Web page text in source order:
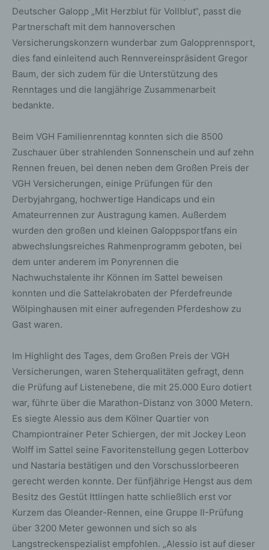
Deutscher Galopp „Mit Herzblut für Vollblut“, passt die
Partnerschaft mit dem hannoverschen
Versicherungskonzern wunderbar zum Galopprennsport,
dies fand einleitend auch Rennvereinspräsident Gregor
Baum, der sich zudem für die Unterstützung des
Renntages und die langjährige Zusammenarbeit
bedankte.
Beim VGH Familienrenntag konnten sich die 8500
Zuschauer über strahlenden Sonnenschein und auf zehn
Rennen freuen, bei denen neben dem Großen Preis der
VGH Versicherungen, einige Prüfungen für den
Derbyjahrgang, hochwertige Handicaps und ein
Amateurrennen zur Austragung kamen. Außerdem
wurden den großen und kleinen Galoppsportfans ein
abwechslungsreiches Rahmenprogramm geboten, bei
dem unter anderem im Ponyrennen die
Nachwuchstalente ihr Können im Sattel beweisen
konnten und die Sattelakrobaten der Pferdefreunde
Wölpinghausen mit einer aufregenden Pferdeshow zu
Gast waren.
Im Highlight des Tages, dem Großen Preis der VGH
Versicherungen, waren Steherqualitäten gefragt, denn
die Prüfung auf Listenebene, die mit 25.000 Euro dotiert
war, führte über die Marathon-Distanz von 3000 Metern.
Es siegte Alessio aus dem Kölner Quartier von
Championtrainer Peter Schiergen, der mit Jockey Leon
Wolff im Sattel seine Favoritenstellung gegen Lotterbov
und Nastaria bestätigen und den Vorschusslorbeeren
gerecht werden konnte. Der fünfjährige Hengst aus dem
Besitz des Gestüt Ittlingen hatte schließlich erst vor
Kurzem das Oleander-Rennen, eine Gruppe II-Prüfung
über 3200 Meter gewonnen und sich so als
Langstreckenspezialist empfohlen. „Alessio ist auf dieser